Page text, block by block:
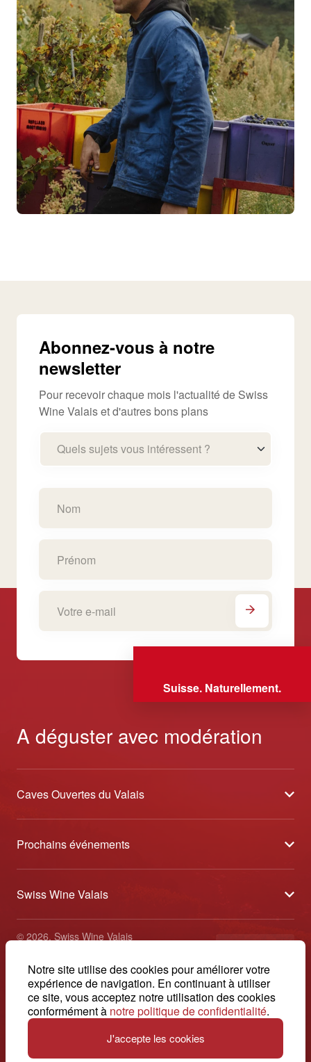
Notre site utilise des cookies pour améliorer votre
expérience de navigation. En continuant à utiliser
ce site, vous acceptez notre utilisation des cookies
conformément à notre politique de confidentialité.
J'accepte les cookies
Abonnez-vous à notre
newsletter
Pour recevoir chaque mois l'actualité de Swiss
Wine Valais et d'autres bons plans
Quels sujets vous intéressent ?
Suisse. Naturellement.
A déguster avec modération
Caves Ouvertes du Valais
À propos
Partenaires
Prochains événements
Tavolata des Vins du Valais
Sélection des Vins du Valais
Swiss Wine Valais
Avenue de la Gare 2 - CP 144 - 1964 Conthey
info@swisswinevalais.ch
Suisse. Naturellement.
© 2026, Swiss Wine Valais